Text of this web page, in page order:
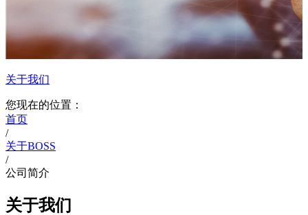
关于我们
您现在的位置：
首页
/
关于BOSS
/
公司简介
关于我们